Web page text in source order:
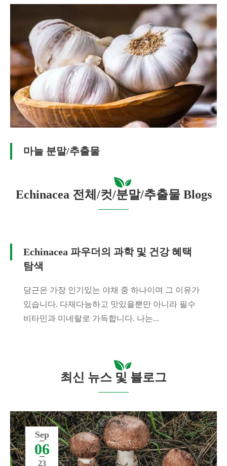
마늘 분말/추출물
Echinacea 전체/컷/분말/추출물 Blogs
Echinacea 파우더의 과학 및 건강 혜택
탐색
당근은 가장 인기있는 야채 중 하나이며 그 이유가
있습니다. 다재다능하고 맛있을뿐만 아니라 필수
비타민과 미네랄로 가득합니다. 나는...
최신 뉴스 및 블로그
Sep
06
23